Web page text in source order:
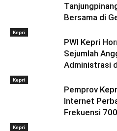
Bersama di
Kepri
PWI Kepri
Sejumlah
Administrasi
Kepri
Pemprov
Internet
Frekuensi
Kepri